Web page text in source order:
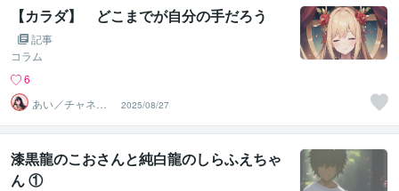
【カラダ】 どこまでが自分の手だろう
記事
コラム
6
あい／チャネリ
ングアート✨夏S
ALE
2025/08/27
漆黒龍のこおさんと純白龍のしらふえちゃ
ん ①